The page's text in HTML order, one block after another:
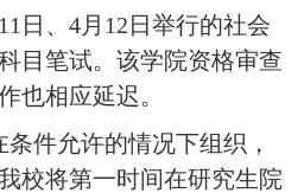
日、4月12日举行的社会
目笔试。该学院资格审查
也相应延迟。
条件允许的情况下组织，
校将第一时间在研究生院